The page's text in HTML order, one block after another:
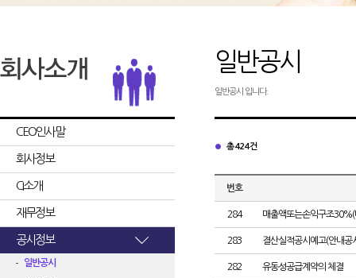
CEO인사말
회사정보
CI소개
재무정보
공시정보
일반공시
일반공시
일반공시 입니다.
총 424건
번호
284 매출액또는손익구조
283 결산실적공시예고(안내공
282 유동성공급계약의 체결